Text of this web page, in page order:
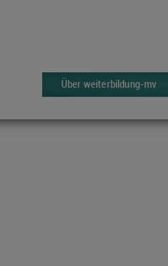
Über weiterbildung-mv